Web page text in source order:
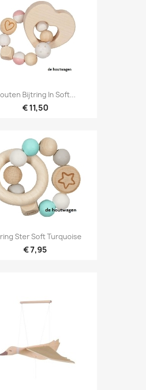
Bijtring In Soft...
€ 11,50
Ster Soft Turquoise
€ 7,95